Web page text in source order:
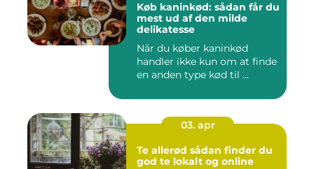
Køb kaninkød: sådan får du
mest ud af den milde
delikatesse
Når du køber kaninkød
handler ikke kun om at finde
en anden type kød til ...
03. apr
Te allerød sådan finder du
god te lokalt og online